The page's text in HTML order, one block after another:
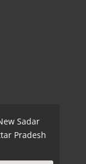
Sadar
Pradesh